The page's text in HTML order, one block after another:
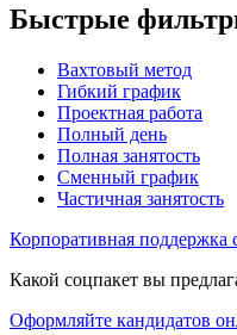
Быстрые
Вахтовый метод
Гибкий график
Проектная работа
Полный день
Полная занятость
Сменный график
Частичная занятость
Корпоративная поддержка
Какой соцпакет вы
Оформляйте кандидатов